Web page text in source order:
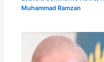
Muhammad Ramzan